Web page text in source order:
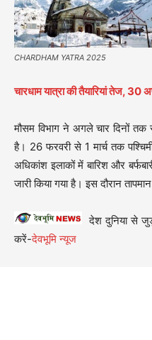
CHARDHAM YATRA 2025
चारधाम यात्रा की तैयारियां तेज, 30
मौसम विभाग ने अगले चार दिनों तक
है। 26 फरवरी से 1 मार्च तक
अधिकांश इलाकों में बारिश और
जारी किया गया है। इस दौरान
देश दुनिया से
करें-देवभूमि न्यूज